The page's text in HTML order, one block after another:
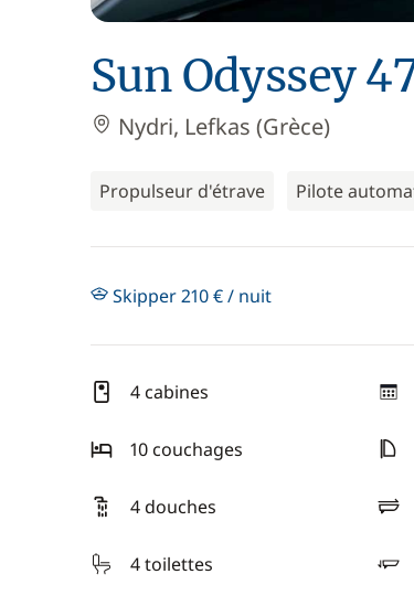
Sun Odyssey
Nydri, Lefkas (Grèce)
Propulseur d'étrave Pilote
Skipper 210 € / nuit
4 cabines
10 couchages
4 douches
4 toilettes